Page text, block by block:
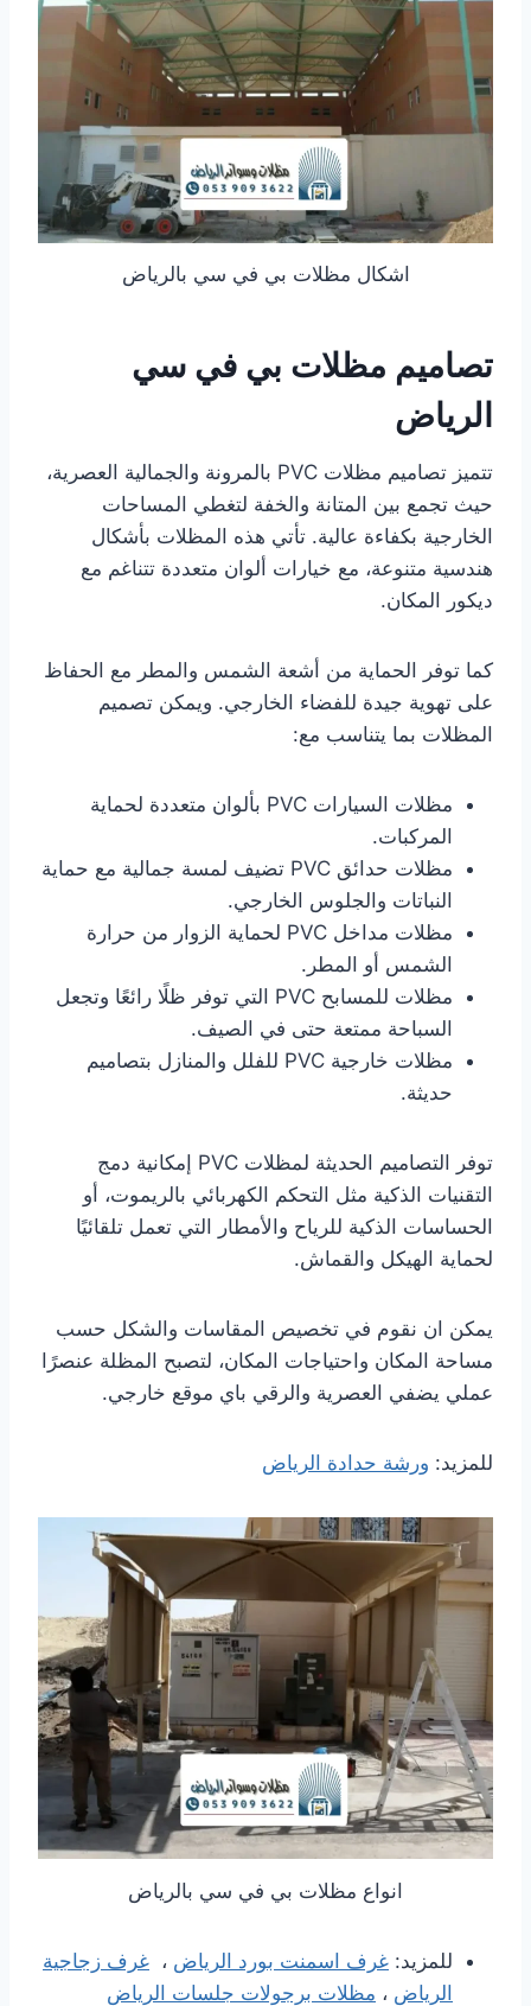
اشكال مظلات بي في سي بالرياض
تصاميم مظلات بي في سي
الرياض
تتميز تصاميم مظلات PVC بالمرونة والجمالية العصرية،
حيث تجمع بين المتانة والخفة لتغطي المساحات
الخارجية بكفاءة عالية. تأتي هذه المظلات بأشكال
هندسية متنوعة، مع خيارات ألوان متعددة تتناغم مع
ديكور المكان.
كما توفر الحماية من أشعة الشمس والمطر مع الحفاظ
على تهوية جيدة للفضاء الخارجي. ويمكن تصميم
المظلات بما يتناسب مع:
مظلات السيارات PVC بألوان متعددة لحماية
المركبات.
مظلات حدائق PVC تضيف لمسة جمالية مع حماية
النباتات والجلوس الخارجي.
مظلات مداخل PVC لحماية الزوار من حرارة
الشمس أو المطر.
مظلات للمسابح PVC التي توفر ظلًا رائعًا وتجعل
السباحة ممتعة حتى في الصيف.
مظلات خارجية PVC للفلل والمنازل بتصاميم
حديثة.
توفر التصاميم الحديثة لمظلات PVC إمكانية دمج
التقنيات الذكية مثل التحكم الكهربائي بالريموت، أو
الحساسات الذكية للرياح والأمطار التي تعمل تلقائيًا
لحماية الهيكل والقماش.
يمكن ان نقوم في تخصيص المقاسات والشكل حسب
مساحة المكان واحتياجات المكان، لتصبح المظلة عنصرًا
عملي يضفي العصرية والرقي باي موقع خارجي.
للمزيد: ورشة حدادة الرياض
انواع مظلات بي في سي بالرياض
للمزيد: غرف اسمنت بورد الرياض ، غرف زجاجية
الرياض ، مظلات برجولات جلسات الرياض